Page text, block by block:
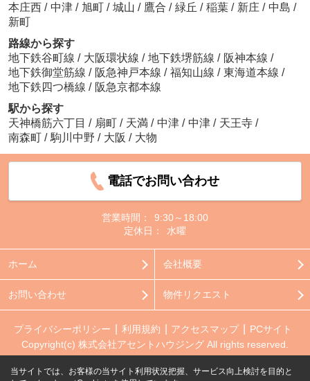
本庄西 / 中津 / 旭町 / 城山 / 鷹合 / 緑丘 / 稲葉 / 新庄 / 中島 /
新町
路線から探す
地下鉄谷町線 / 大阪環状線 / 地下鉄堺筋線 / 阪神本線 /
地下鉄御堂筋線 / 阪急神戸本線 / 福知山線 / 東海道本線 /
地下鉄四つ橋線 / 阪急京都本線
駅から探す
天神橋筋六丁目 / 扇町 / 天満 / 中津 / 中津 / 天王寺 /
南森町 / 駒川中野 / 大阪 / 大物
電話でお問い合わせ
営業時間：
9:30～18:00
定休日：
水曜
ホーム 会社概要
お問い合わせ 物件リクエスト
プライバシーポリシー 利用規約 アクセスマップ
PCサイト
Copyright(c) 株式会社アセントハウジング All rights reserved.
当サイトでは、お客様の当サイト利用状況把握、サービス向上検討を目的と